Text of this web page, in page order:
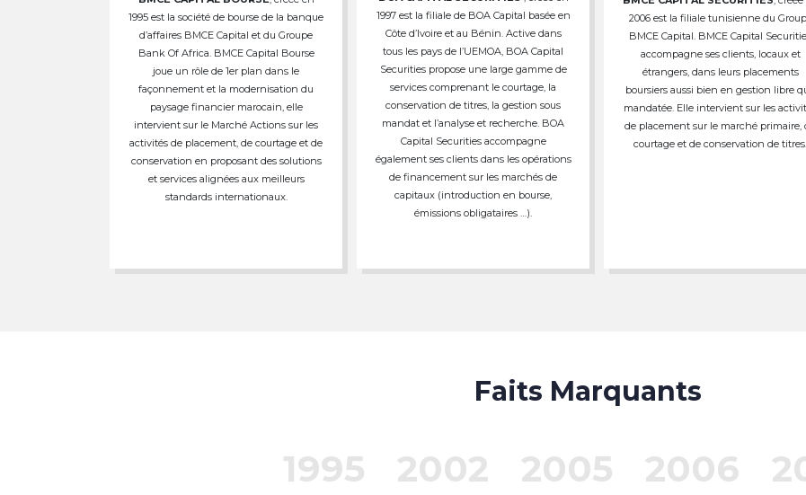
1995 est la société de bourse de la banque
d’affaires BMCE Capital et du Groupe
Bank Of Africa. BMCE Capital Bourse
joue un rôle de 1er plan dans le
façonnement et la modernisation du
paysage financier marocain, elle
intervient sur le Marché Actions sur les
activités de placement, de courtage et de
conservation en proposant des solutions
et services alignées aux meilleurs
standards internationaux.
1997 est la filiale de BOA Capital basée en
Côte d’Ivoire et au Bénin. Active dans
tous les pays de l’UEMOA, BOA Capital
Securities propose une large gamme de
services comprenant le courtage, la
conservation de titres, la gestion sous
mandat et l’analyse et recherche. BOA
Capital Securities accompagne
également ses clients dans les opérations
de financement sur les marchés de
capitaux (introduction en bourse,
émissions obligataires …).
2006 est la filiale tunisienne du
BMCE Capital. BMCE Capital
accompagne ses clients, locaux et
étrangers, dans leurs placements
boursiers aussi bien en gestion libre
mandatée. Elle intervient sur les
de placement sur le marché primaire,
courtage et de conservation de titres.
Faits Marquants
1995 2002 2005 2006